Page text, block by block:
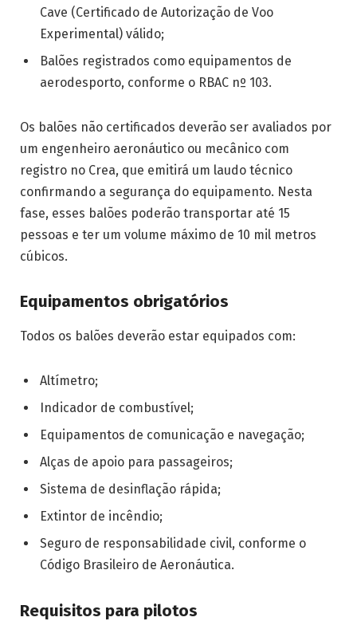
Cave (Certificado de Autorização de Voo
Experimental) válido;
Balões registrados como equipamentos de
aerodesporto, conforme o RBAC nº 103.
Os balões não certificados deverão ser avaliados por
um engenheiro aeronáutico ou mecânico com
registro no Crea, que emitirá um laudo técnico
confirmando a segurança do equipamento. Nesta
fase, esses balões poderão transportar até 15
pessoas e ter um volume máximo de 10 mil metros
cúbicos.
Equipamentos obrigatórios
Todos os balões deverão estar equipados com:
Altímetro;
Indicador de combustível;
Equipamentos de comunicação e navegação;
Alças de apoio para passageiros;
Sistema de desinflação rápida;
Extintor de incêndio;
Seguro de responsabilidade civil, conforme o
Código Brasileiro de Aeronáutica.
Requisitos para pilotos